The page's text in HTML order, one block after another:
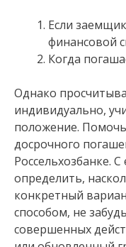
Если
финансовой
Когда
Однако
индивидуально,
положение.
досрочного
Россельхозбанке.
определить,
конкретный
способом, не
совершенных